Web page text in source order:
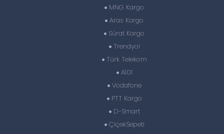
MNG Kargo
Aras Kargo
Sürat Kargo
Trendyol
Türk Telekom
A101
Vodafone
PTT Kargo
D-Smart
ÇiçekSepeti